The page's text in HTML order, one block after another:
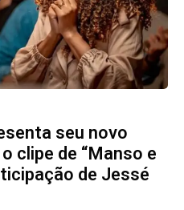
seu novo
clipe de “Manso e
de Jessé